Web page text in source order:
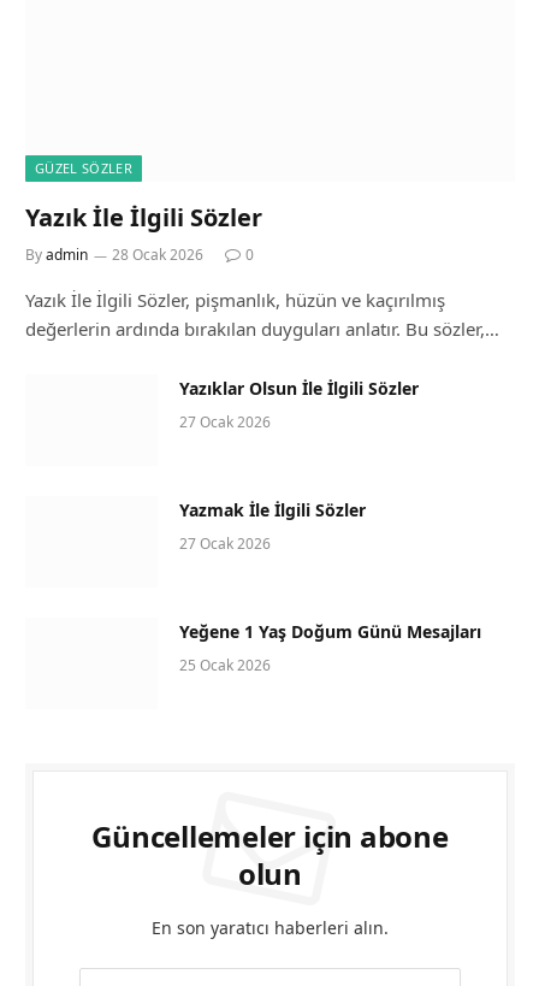
GÜZEL SÖZLER
Yazık İle İlgili Sözler
Byadmin 28 Ocak 2026 0
Yazık İle İlgili Sözler, pişmanlık, hüzün ve kaçırılmış
değerlerin ardında bırakılan duyguları anlatır. Bu sözler,…
Yazıklar Olsun İle İlgili Sözler
27 Ocak 2026
Yazmak İle İlgili Sözler
27 Ocak 2026
Yeğene 1 Yaş Doğum Günü Mesajları
25 Ocak 2026
Güncellemeler için abone
olun
En son yaratıcı haberleri alın.